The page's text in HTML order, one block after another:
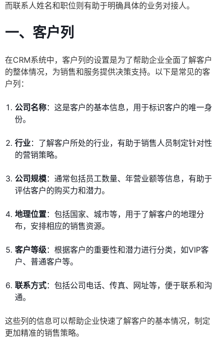
而联系人姓名和职位则有助于明确具体的业务对接人。
一、客户列
在CRM系统中，客户列的设置是为了帮助企业全面了解客户
的整体情况，为销售和服务提供决策支持。以下是常见的客
户列：
公司名称：这是客户的基本信息，用于标识客户的唯一身
份。
行业：了解客户所处的行业，有助于销售人员制定针对性
的营销策略。
公司规模：通常包括员工数量、年营业额等信息，有助于
评估客户的购买力和潜力。
地理位置：包括国家、城市等，用于了解客户的地理分
布，安排相应的销售资源。
客户等级：根据客户的重要性和潜力进行分类，如VIP客
户、普通客户等。
联系方式：包括公司电话、传真、网址等，便于联系和沟
通。
这些列的信息可以帮助企业快速了解客户的基本情况，制定
更加精准的销售策略。